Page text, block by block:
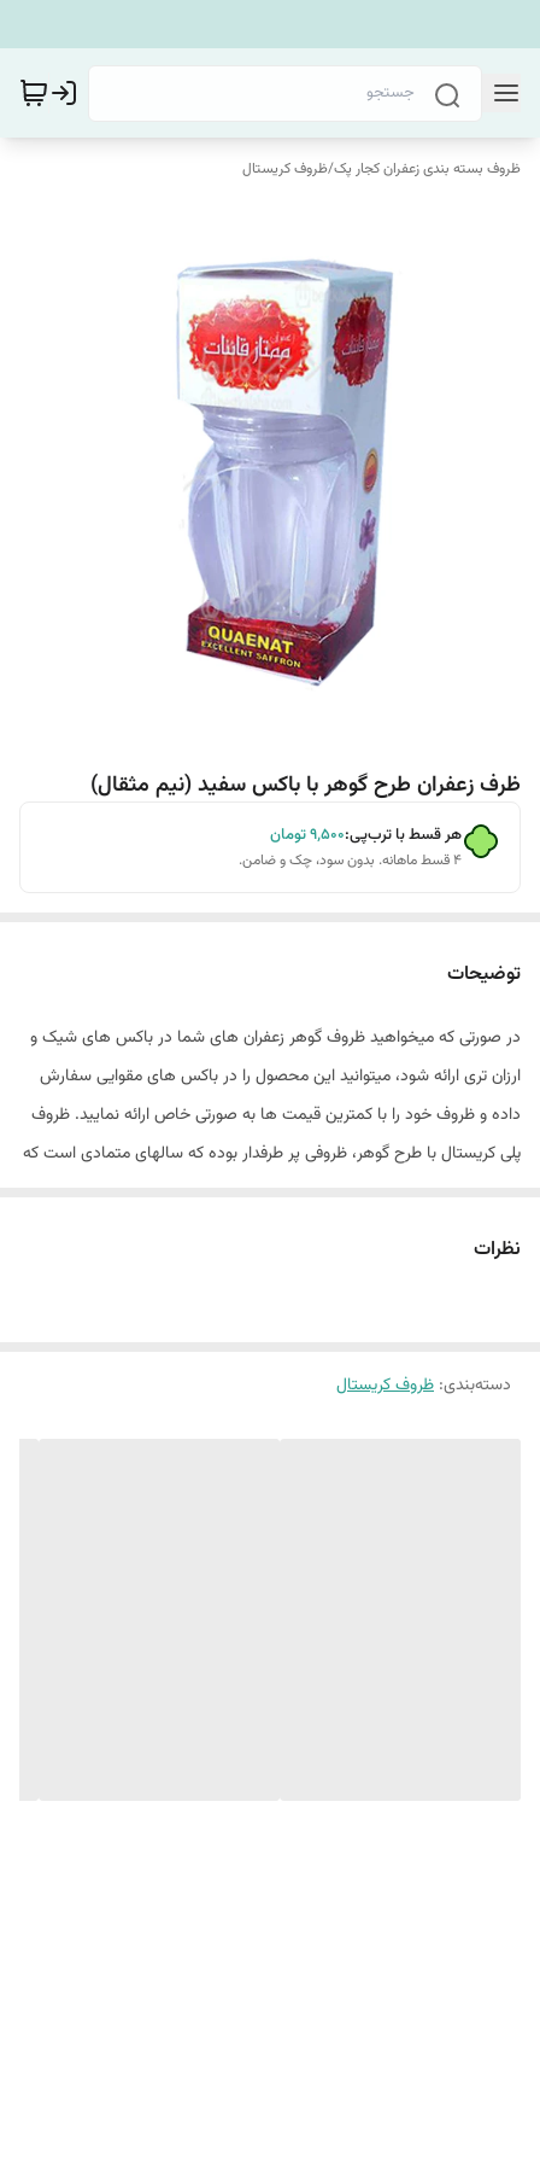
ظروف بسته بندی زعفران کجار پک/ظروف کریستال
ظرف زعفران طرح گوهر با باکس سفید (نیم مثقال)
هر قسط با ترب‌پی:۹٬۵۰۰تومان
۴ قسط ماهانه. بدون سود، چک و ضامن.
توضیحات
در صورتی که میخواهید ظروف گوهر زعفران های شما در باکس های شیک و
ارزان تری ارائه شود، میتوانید این محصول را در باکس های مقوایی سفارش
داده و ظروف خود را با کمترین قیمت ها به صورتی خاص ارائه نمایید. ظروف
پلی کریستال با طرح گوهر، ظروفی پر طرفدار بوده که سالهای متمادی است که
نظرات
دسته‌بندی: ظروف کریستال